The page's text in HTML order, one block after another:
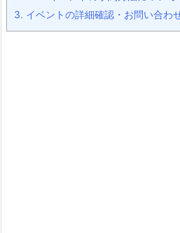
3. イベントの詳細確認・お問い合わ